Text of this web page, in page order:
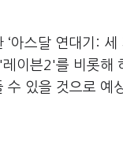
스달 연대기: 세
이븐2'를 비롯해
수 있을 것으로 예